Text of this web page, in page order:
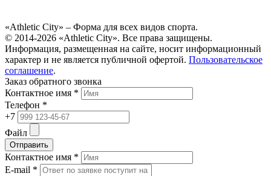
«Athletic City» – Форма для всех видов спорта.
© 2014-2026 «Athletic City». Все права защищены.
Информация, размещенная на сайте, носит информационный
характер и не является публичной офертой. Пользовательское
соглашение.
Заказ обратного звонка
Контактное имя *
Телефон *
+7
Файл
Отправить
Контактное имя *
E-mail *